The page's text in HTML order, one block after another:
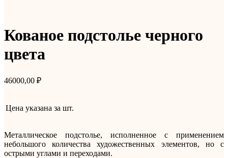
Кованое подстолье черного
цвета
46000,00 ₽
Цена указана за шт.
Металлическое подстолье, исполненное с применением
небольшого количества художественных элементов, но с
острыми углами и переходами.